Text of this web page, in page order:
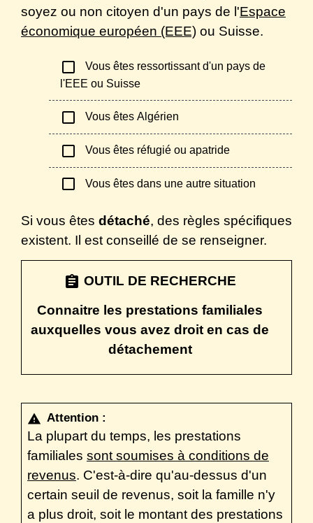
soyez ou non citoyen d'un pays de l'Espace
économique européen (EEE) ou Suisse.
check_box_outline_blank
Vous êtes ressortissant d'un pays de
l'EEE ou Suisse
check_box_outline_blank Vous êtes Algérien
check_box_outline_blank Vous êtes réfugié ou apatride
check_box_outline_blank Vous êtes dans une autre situation
Si vous êtes détaché, des règles spécifiques
existent. Il est conseillé de se renseigner.
assignment OUTIL DE RECHERCHE
Connaitre les prestations familiales
auxquelles vous avez droit en cas de
détachement
warning Attention :
La plupart du temps, les prestations
familiales sont soumises à conditions de
revenus. C'est-à-dire qu'au-dessus d'un
certain seuil de revenus, soit la famille n'y
a plus droit, soit le montant des prestations